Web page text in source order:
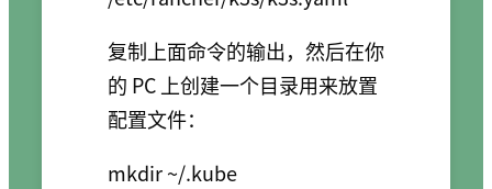
复制上面命令的输出，然后在你
的 PC 上创建一个目录用来放置
配置文件：
mkdir ~/.kube